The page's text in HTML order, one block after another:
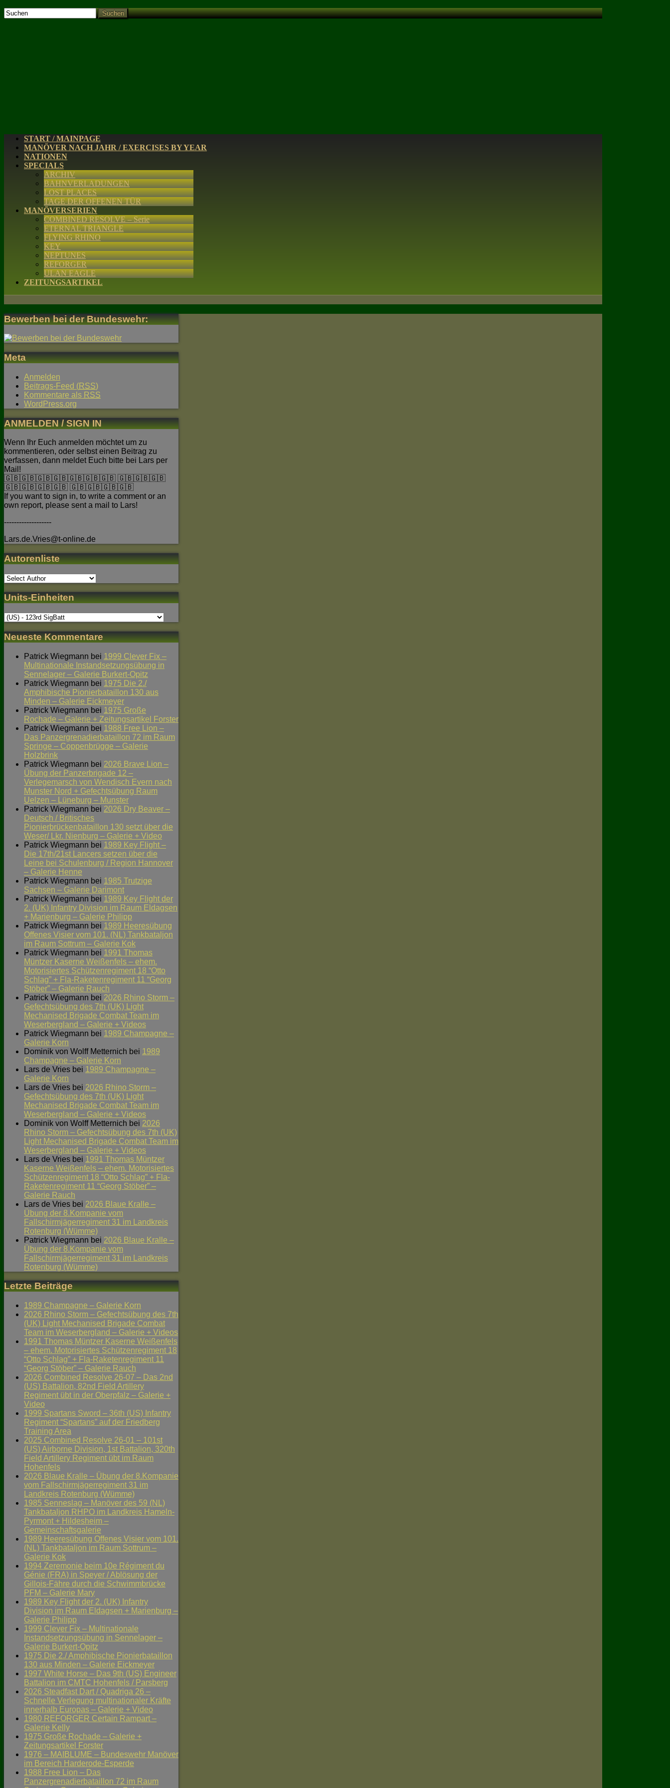
Suchen
START / MAINPAGE
MANÖVER NACH JAHR / EXERCISES BY YEAR
NATIONEN
SPECIALS
ARCHIV
BAHNVERLADUNGEN
LOST PLACES
TAGE DER OFFENEN TÜR
MANÖVERSERIEN
COMBINED RESOLVE – Serie
ETERNAL TRIANGLE
FLYING RHINO
KEY
NEPTUNES
REFORGER
ULAN EAGLE
ZEITUNGSARTIKEL
Bewerben bei der Bundeswehr:
Meta
Anmelden
Beitrags-Feed (RSS)
Kommentare als RSS
WordPress.org
ANMELDEN / SIGN IN
Wenn Ihr Euch anmelden möchtet um zu
kommentieren, oder selbst einen Beitrag zu
verfassen, dann meldet Euch bitte bei Lars per
Mail!
🇬🇧🇬🇧🇬🇧🇬🇧🇬🇧🇬🇧🇬🇧 🇬🇧🇬🇧🇬🇧
🇬🇧🇬🇧🇬🇧🇬🇧 🇬🇧🇬🇧🇬🇧🇬🇧
If you want to sign in, to write a comment or an
own report, please sent a mail to Lars!
-------------------
Lars.de.Vries@t-online.de
Autorenliste
Units-Einheiten
Neueste Kommentare
Patrick Wiegmann bei 1999 Clever Fix –
Multinationale Instandsetzungsübung in
Sennelager – Galerie Burkert-Opitz
Patrick Wiegmann bei 1975 Die 2./
Amphibische Pionierbataillon 130 aus
Minden – Galerie Eickmeyer
Patrick Wiegmann bei 1975 Große
Rochade – Galerie + Zeitungsartikel Forster
Patrick Wiegmann bei 1988 Free Lion –
Das Panzergrenadierbataillon 72 im Raum
Springe – Coppenbrügge – Galerie
Holzbrink
Patrick Wiegmann bei 2026 Brave Lion –
Übung der Panzerbrigade 12 –
Verlegemarsch von Wendisch Evern nach
Munster Nord + Gefechtsübung Raum
Uelzen – Lüneburg – Munster
Patrick Wiegmann bei 2026 Dry Beaver –
Deutsch / Britisches
Pionierbrückenbataillon 130 setzt über die
Weser/ Lkr. Nienburg – Galerie + Video
Patrick Wiegmann bei 1989 Key Flight –
Die 17th/21st Lancers setzen über die
Leine bei Schulenburg / Region Hannover
– Galerie Henne
Patrick Wiegmann bei 1985 Trutzige
Sachsen – Galerie Darimont
Patrick Wiegmann bei 1989 Key Flight der
2. (UK) Infantry Division im Raum Eldagsen
+ Marienburg – Galerie Philipp
Patrick Wiegmann bei 1989 Heeresübung
Offenes Visier vom 101. (NL) Tankbataljon
im Raum Sottrum – Galerie Kok
Patrick Wiegmann bei 1991 Thomas
Müntzer Kaserne Weißenfels – ehem.
Motorisiertes Schützenregiment 18 “Otto
Schlag” + Fla-Raketenregiment 11 “Georg
Stöber” – Galerie Rauch
Patrick Wiegmann bei 2026 Rhino Storm –
Gefechtsübung des 7th (UK) Light
Mechanised Brigade Combat Team im
Weserbergland – Galerie + Videos
Patrick Wiegmann bei 1989 Champagne –
Galerie Korn
Dominik von Wolff Metternich bei 1989
Champagne – Galerie Korn
Lars de Vries bei 1989 Champagne –
Galerie Korn
Lars de Vries bei 2026 Rhino Storm –
Gefechtsübung des 7th (UK) Light
Mechanised Brigade Combat Team im
Weserbergland – Galerie + Videos
Dominik von Wolff Metternich bei 2026
Rhino Storm – Gefechtsübung des 7th (UK)
Light Mechanised Brigade Combat Team im
Weserbergland – Galerie + Videos
Lars de Vries bei 1991 Thomas Müntzer
Kaserne Weißenfels – ehem. Motorisiertes
Schützenregiment 18 “Otto Schlag” + Fla-
Raketenregiment 11 “Georg Stöber” –
Galerie Rauch
Lars de Vries bei 2026 Blaue Kralle –
Übung der 8.Kompanie vom
Fallschirmjägerregiment 31 im Landkreis
Rotenburg (Wümme)
Patrick Wiegmann bei 2026 Blaue Kralle –
Übung der 8.Kompanie vom
Fallschirmjägerregiment 31 im Landkreis
Rotenburg (Wümme)
Letzte Beiträge
1989 Champagne – Galerie Korn
2026 Rhino Storm – Gefechtsübung des 7th
(UK) Light Mechanised Brigade Combat
Team im Weserbergland – Galerie + Videos
1991 Thomas Müntzer Kaserne Weißenfels
– ehem. Motorisiertes Schützenregiment 18
“Otto Schlag” + Fla-Raketenregiment 11
“Georg Stöber” – Galerie Rauch
2026 Combined Resolve 26-07 – Das 2nd
(US) Battalion, 82nd Field Artillery
Regiment übt in der Oberpfalz – Galerie +
Video
1999 Spartans Sword – 36th (US) Infantry
Regiment “Spartans” auf der Friedberg
Training Area
2025 Combined Resolve 26-01 – 101st
(US) Airborne Division, 1st Battalion, 320th
Field Artillery Regiment übt im Raum
Hohenfels
2026 Blaue Kralle – Übung der 8.Kompanie
vom Fallschirmjägerregiment 31 im
Landkreis Rotenburg (Wümme)
1985 Senneslag – Manöver des 59 (NL)
Tankbataljon RHPO im Landkreis Hameln-
Pyrmont + Hildesheim –
Gemeinschaftsgalerie
1989 Heeresübung Offenes Visier vom 101.
(NL) Tankbataljon im Raum Sottrum –
Galerie Kok
1994 Zeremonie beim 10e Régiment du
Génie (FRA) in Speyer / Ablösung der
Gillois-Fähre durch die Schwimmbrücke
PFM – Galerie Mary
1989 Key Flight der 2. (UK) Infantry
Division im Raum Eldagsen + Marienburg –
Galerie Philipp
1999 Clever Fix – Multinationale
Instandsetzungsübung in Sennelager –
Galerie Burkert-Opitz
1975 Die 2./ Amphibische Pionierbataillon
130 aus Minden – Galerie Eickmeyer
1997 White Horse – Das 9th (US) Engineer
Battalion im CMTC Hohenfels / Parsberg
2026 Steadfast Dart / Quadriga 26 –
Schnelle Verlegung multinationaler Kräfte
innerhalb Europas – Galerie + Video
1980 REFORGER Certain Rampart –
Galerie Kelly
1975 Große Rochade – Galerie +
Zeitungsartikel Forster
1976 – MAIBLUME – Bundeswehr Manöver
im Bereich Harderode-Esperde
1988 Free Lion – Das
Panzergrenadierbataillon 72 im Raum